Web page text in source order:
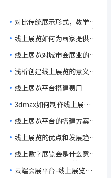
对比传统展示形式，教学成
果线上展如何提升展示效率
与资源共享？
线上展览如何为画家提供便
宣传范围？
线上展览对城市会展业的意
浅析创建线上展览的意义和
线上展览平台搭建费用
3dmax如何制作线上展览-
线上展览平台的搭建方案及
线上展览的优点和发展趋势
线上数字展览会是什么意
云端会展平台-线上展览新